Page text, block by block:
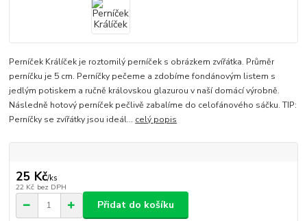
Perníček Králíček je roztomilý perníček s obrázkem zvířátka. Průměr
perníčku je 5 cm. Perníčky pečeme a zdobíme fondánovým listem s
jedlým potiskem a ručně královskou glazurou v naší domácí výrobně.
Následně hotový perníček pečlivě zabalíme do celofánového sáčku. TIP:
Perníčky se zvířátky jsou ideál... celý popis
25 Kč/ks
22 Kč bez DPH
Přidat do košíku